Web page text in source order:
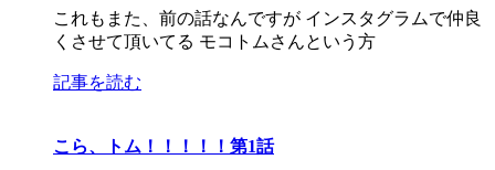
これもまた、前の話なんですが インスタグラムで仲良
くさせて頂いてる モコトムさんという方
記事を読む
こら、トム！！！！！第1話